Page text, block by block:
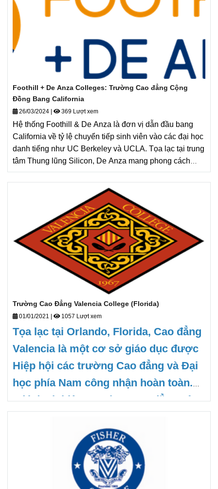
khối ngành
Công nghệ, Khoa học máy tính và Điều
dưỡng.
Foothill + De Anza Colleges: Trường Cao đẳng Cộng
Đồng Bang California
26/03/2024 369 Lượt xem
Hệ thống Foothill & De Anza là đơn vị dẫn đầu bang
California về tỷ lệ chuyển tiếp sinh viên vào các đại học
danh tiếng như UC Berkeley và UCLA. Tọa lạc tại trung
tâm Thung lũng Silicon, De Anza mang phong cách
năng động, hiện đại, trong khi Foothill sở hữu không
gian học thuật yên tĩnh và an toàn bậc nhất. Với lộ trình
đào tạo chuẩn mực và uy tín lâu đời, đây được xem là
bệ phóng hoàn hảo nhất cho mục tiêu sở hữu bằng cử
nhân tại các đại học hàng đầu Hoa Kỳ.
Trường Cao Đẳng Valencia College (Florida)
01/01/2021 | 1057 Lượt xem
Tọa lạc tại Orlando, Florida, Cao đẳng
Valencia là một cơ sở giáo dục được
Hiệp hội các trường Cao đẳng và Đại
học phía Nam công nhận hoàn toàn.
Với danh hiệu "Trường cao đẳng cộng
Aspen năm 2011, Valencia nổi bật với
chương trình cấp bằng liên kết hai
năm và học phí thấp hơn 40% so với
các trường đại học công lập ở